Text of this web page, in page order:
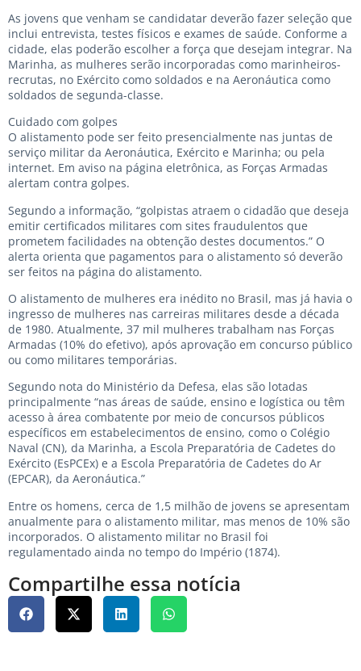
As jovens que venham se candidatar deverão fazer seleção que
inclui entrevista, testes físicos e exames de saúde. Conforme a
cidade, elas poderão escolher a força que desejam integrar. Na
Marinha, as mulheres serão incorporadas como marinheiros-
recrutas, no Exército como soldados e na Aeronáutica como
soldados de segunda-classe.
Cuidado com golpes
O alistamento pode ser feito presencialmente nas juntas de
serviço militar da Aeronáutica, Exército e Marinha; ou pela
internet. Em aviso na página eletrônica, as Forças Armadas
alertam contra golpes.
Segundo a informação, “golpistas atraem o cidadão que deseja
emitir certificados militares com sites fraudulentos que
prometem facilidades na obtenção destes documentos.” O
alerta orienta que pagamentos para o alistamento só deverão
ser feitos na página do alistamento.
O alistamento de mulheres era inédito no Brasil, mas já havia o
ingresso de mulheres nas carreiras militares desde a década
de 1980. Atualmente, 37 mil mulheres trabalham nas Forças
Armadas (10% do efetivo), após aprovação em concurso público
ou como militares temporárias.
Segundo nota do Ministério da Defesa, elas são lotadas
principalmente “nas áreas de saúde, ensino e logística ou têm
acesso à área combatente por meio de concursos públicos
específicos em estabelecimentos de ensino, como o Colégio
Naval (CN), da Marinha, a Escola Preparatória de Cadetes do
Exército (EsPCEx) e a Escola Preparatória de Cadetes do Ar
(EPCAR), da Aeronáutica.”
Entre os homens, cerca de 1,5 milhão de jovens se apresentam
anualmente para o alistamento militar, mas menos de 10% são
incorporados. O alistamento militar no Brasil foi
regulamentado ainda no tempo do Império (1874).
Compartilhe essa notícia